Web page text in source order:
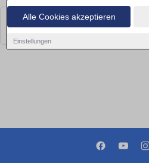
Alle Cookies akzeptieren
Einstellungen
Leider konnten wir derzeit keine